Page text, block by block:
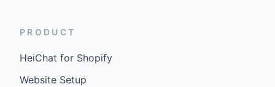
PRODUCT
HeiChat for Shopify
Website Setup